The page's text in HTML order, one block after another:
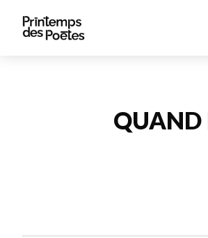
QUAND